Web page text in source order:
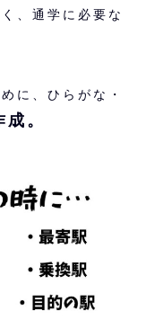
、通学に必要な
に、ひらがな・
。